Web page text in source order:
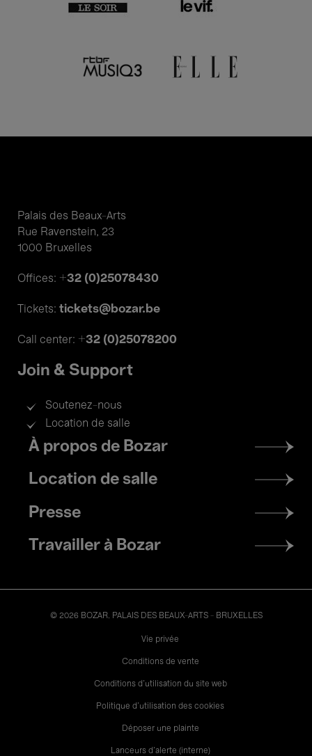
Palais des Beaux-Arts
Rue Ravenstein, 23
1000 Bruxelles
Offices: +32 (0)25078430
Tickets: tickets@bozar.be
Call center: +32 (0)25078200
Join & Support
Soutenez-nous
Location de salle
Footer
menu
À propos de Bozar
Location de salle
Presse
Travailler à Bozar
© 2026 BOZAR. PALAIS DES BEAUX-ARTS - BRUXELLES
Vie privée
Conditions de vente
Conditions d'utilisation du site web
Politique d'utilisation des cookies
Déposer une plainte
Lanceurs d’alerte (interne)